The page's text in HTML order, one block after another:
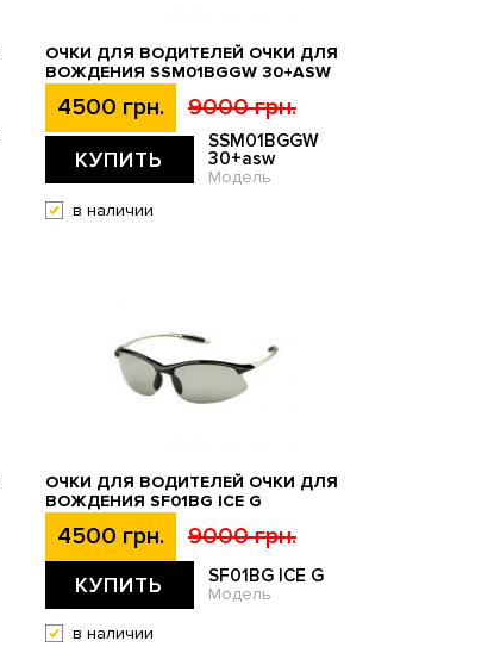
ОЧКИ ДЛЯ ВОДИТЕЛЕЙ ОЧКИ ДЛЯ
ВОЖДЕНИЯ SSM01BGGW 30+ASW
4500 грн. 9000 грн.
КУПИТЬ
SSM01BGGW
30+asw
Модель
в наличии
ОЧКИ ДЛЯ ВОДИТЕЛЕЙ ОЧКИ ДЛЯ
ВОЖДЕНИЯ SF01BG ICE G
4500 грн. 9000 грн.
КУПИТЬ SF01BG ICE G
Модель
в наличии